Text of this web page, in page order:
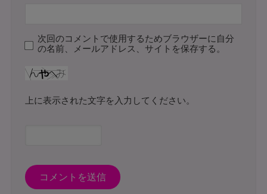
次回のコメントで使用するためブラウザーに自分
の名前、メールアドレス、サイトを保存する。
上に表示された文字を入力してください。